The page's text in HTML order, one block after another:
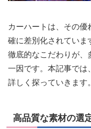
カーハートは、その優
確に差別化されていま
徹底的なこだわりが、
一因です。本記事では
詳しく探っていきます。
高品質な素材の選